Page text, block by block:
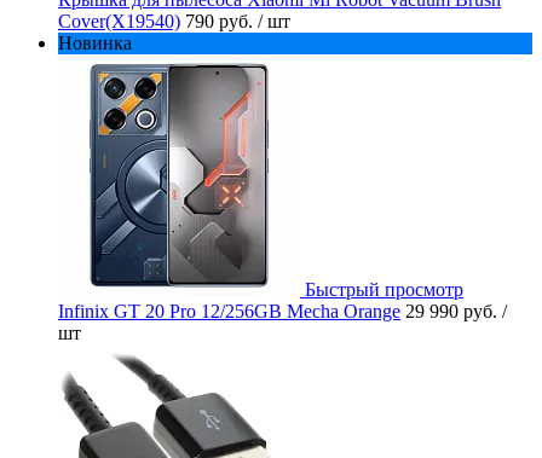
Cover(X19540) 790 руб. / шт
Новинка
Быстрый просмотр
Infinix GT 20 Pro 12/256GB Mecha Orange 29 990 руб. /
шт